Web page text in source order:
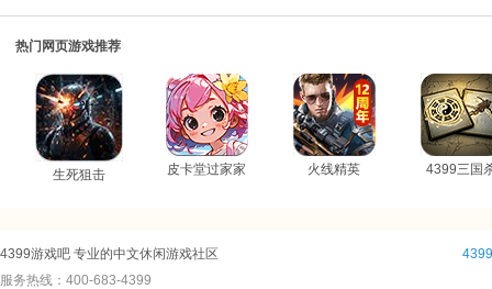
热门网页游戏推荐
生死狙击 皮卡堂过家家 火线精英 4399三国
4399游戏吧 专业的中文休闲游戏社区
服务热线：400-683-4399